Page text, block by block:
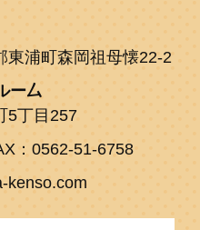
東浦町森岡祖母懐22-2
ー厶
5丁目257
：0562-51-6758
kenso.com